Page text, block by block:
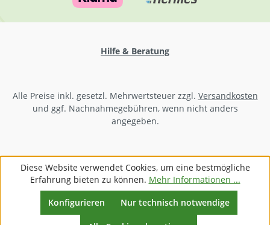
Hilfe & Beratung
Alle Preise inkl. gesetzl. Mehrwertsteuer zzgl. Versandkosten
und ggf. Nachnahmegebühren, wenn nicht anders
angegeben.
Werkzeugleiste anzeigen
Diese Website verwendet Cookies, um eine bestmögliche
Erfahrung bieten zu können. Mehr Informationen ...
Nur technisch notwendige
Konfigurieren